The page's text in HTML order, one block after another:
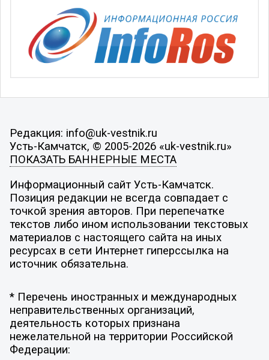
Редакция: info@uk-vestnik.ru
Усть-Камчатск, © 2005-2026 «uk-vestnik.ru»
ПОКАЗАТЬ БАННЕРНЫЕ МЕСТА
Информационный сайт Усть-Камчатск.
Позиция редакции не всегда совпадает с
точкой зрения авторов. При перепечатке
текстов либо ином использовании текстовых
материалов с настоящего сайта на иных
ресурсах в сети Интернет гиперссылка на
источник обязательна.
* Перечень иностранных и международных
неправительственных организаций,
деятельность которых признана
нежелательной на территории Российской
Федерации: